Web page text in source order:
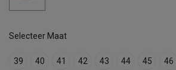
Selecteer Maat
39 40 41 42 43 44 45 46